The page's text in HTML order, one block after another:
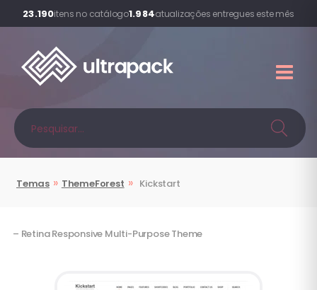
23.190itens no catálogo1.984atualizações entregues este mês
Temas » ThemeForest » Kickstart
– Retina Responsive Multi-Purpose Theme